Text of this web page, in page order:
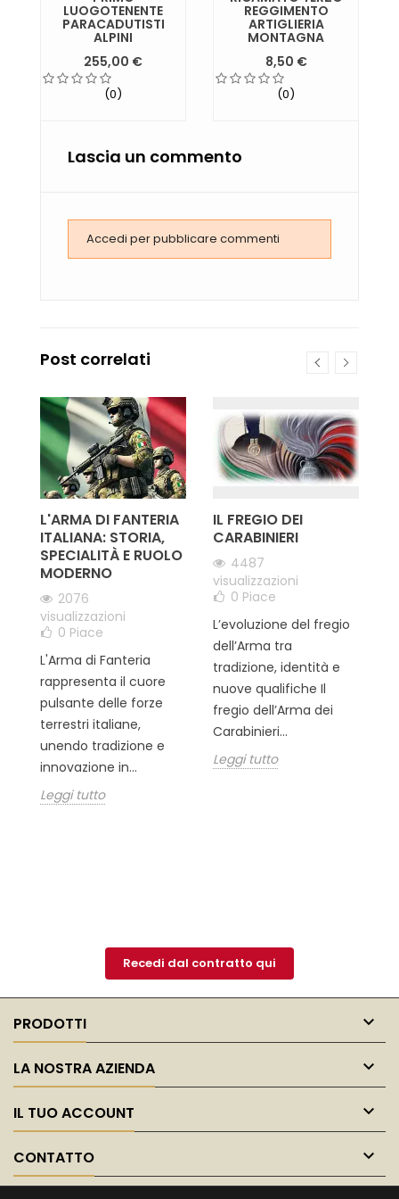
LUOGOTENENTE
PARACADUTISTI
ALPINI
255,00 €
(0)
REGGIMENTO
ARTIGLIERIA
MONTAGNA
8,50 €
(0)
Lascia un commento
Accedi per pubblicare commenti
Post correlati
L'ARMA DI FANTERIA
ITALIANA: STORIA,
SPECIALITÀ E RUOLO
MODERNO
2076
visualizzazioni
0 Piace
L'Arma di Fanteria
rappresenta il cuore
pulsante delle forze
terrestri italiane,
unendo tradizione e
innovazione in...
Leggi tutto
IL FREGIO DEI
CARABINIERI
4487
visualizzazioni
0 Piace
L’evoluzione del fregio
dell’Arma tra
tradizione, identità e
nuove qualifiche Il
fregio dell’Arma dei
Carabinieri...
Leggi tutto
Recedi dal contratto qui
PRODOTTI 
LA NOSTRA AZIENDA 
IL TUO ACCOUNT 
CONTATTO 